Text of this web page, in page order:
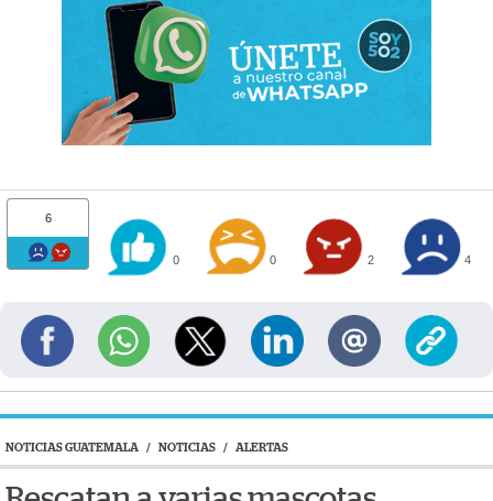
6
0 0 2 4
NOTICIAS GUATEMALA / NOTICIAS / ALERTAS